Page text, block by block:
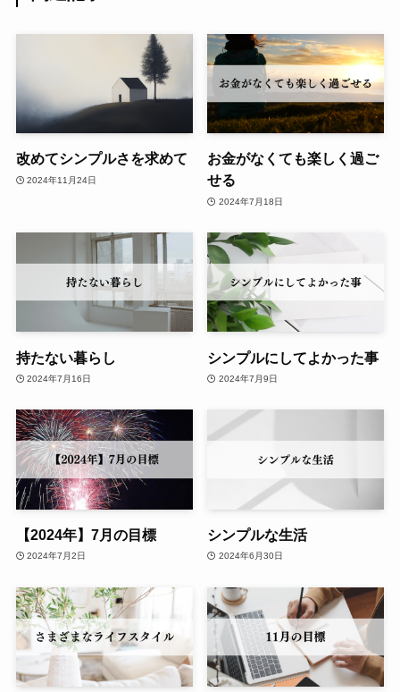
改めてシンプルさを求めて
2024年11月24日
お金がなくても楽しく過ご
せる
2024年7月18日
持たない暮らし
2024年7月16日
シンプルにしてよかった事
2024年7月9日
【2024年】7月の目標
2024年7月2日
シンプルな生活
2024年6月30日